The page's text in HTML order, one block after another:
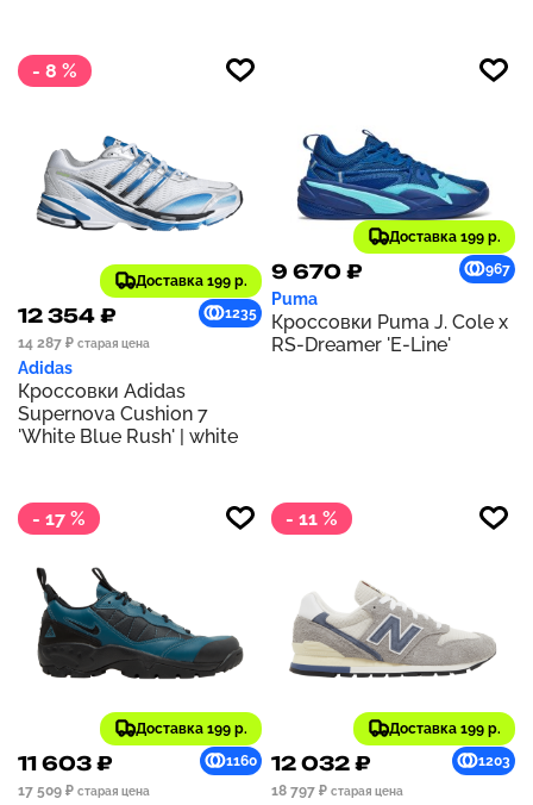
- 8 %
Доставка 199 р.
12 354 ₽
1235
14 287 ₽ старая цена
Adidas
Кроссовки Adidas
Supernova Cushion 7
'White Blue Rush' | white
Доставка 199 р.
9 670 ₽ 967
Puma
Кроссовки Puma J. Cole x
RS-Dreamer 'E-Line'
- 17 %
Доставка 199 р.
11 603 ₽
1160
17 509 ₽ старая цена
- 11 %
Доставка 199 р.
12 032 ₽
1203
18 797 ₽ старая цена